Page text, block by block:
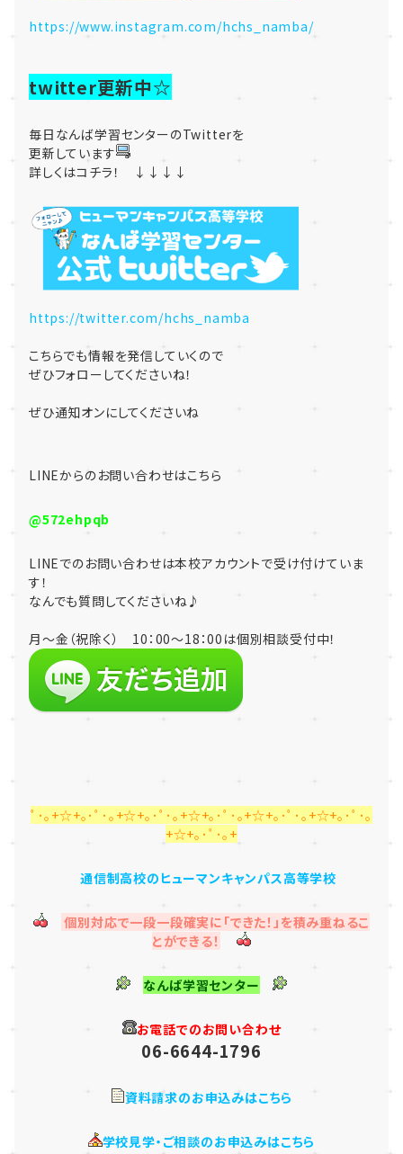
https://www.instagram.com/hchs_namba/
twitter更新中☆
毎日なんば学習センターのTwitterを
更新しています
詳しくはコチラ！ ↓↓↓↓
https://twitter.com/hchs_namba
こちらでも情報を発信していくので
ぜひフォローしてくださいね！
ぜひ通知オンにしてくださいね
LINEからのお問い合わせはこちら
@572ehpqb
LINEでのお問い合わせは本校アカウントで受け付けていま
す！
なんでも質問してくださいね♪
月～金（祝除く） 10：00～18：00は個別相談受付中！
ﾟ･｡+☆+｡･ﾟ･｡+☆+｡･ﾟ･｡+☆+｡･ﾟ･｡+☆+｡･ﾟ･｡+☆+｡･ﾟ･｡
+☆+｡･ﾟ･｡+
通信制高校のヒューマンキャンパス高等学校
個別対応で一段一段確実に「できた！」を積み重ねるこ
とができる！
なんば学習センター
お電話でのお問い合わせ
06-6644-1796
資料請求のお申込みはこちら
学校見学・ご相談のお申込みはこちら